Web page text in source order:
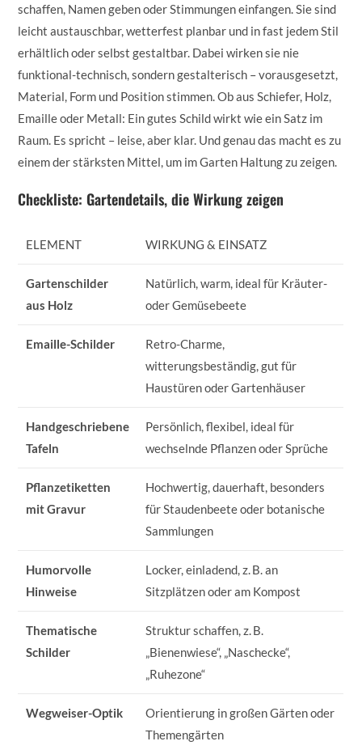
schaffen, Namen geben oder Stimmungen einfangen. Sie sind
leicht austauschbar, wetterfest planbar und in fast jedem Stil
erhältlich oder selbst gestaltbar. Dabei wirken sie nie
funktional-technisch, sondern gestalterisch – vorausgesetzt,
Material, Form und Position stimmen. Ob aus Schiefer, Holz,
Emaille oder Metall: Ein gutes Schild wirkt wie ein Satz im
Raum. Es spricht – leise, aber klar. Und genau das macht es zu
einem der stärksten Mittel, um im Garten Haltung zu zeigen.
Checkliste: Gartendetails, die Wirkung zeigen
ELEMENT WIRKUNG & EINSATZ
Gartenschilder
aus Holz
Natürlich, warm, ideal für Kräuter-
oder Gemüsebeete
Emaille-Schilder
Retro-Charme,
witterungsbeständig, gut für
Haustüren oder Gartenhäuser
Handgeschriebene
Tafeln
Persönlich, flexibel, ideal für
wechselnde Pflanzen oder Sprüche
Pflanzetiketten
mit Gravur
Hochwertig, dauerhaft, besonders
für Staudenbeete oder botanische
Sammlungen
Humorvolle
Hinweise
Locker, einladend, z. B. an
Sitzplätzen oder am Kompost
Thematische
Schilder
Struktur schaffen, z. B.
„Bienenwiese“, „Naschecke“,
„Ruhezone“
Wegweiser-Optik
Orientierung in großen Gärten oder
Themengärten